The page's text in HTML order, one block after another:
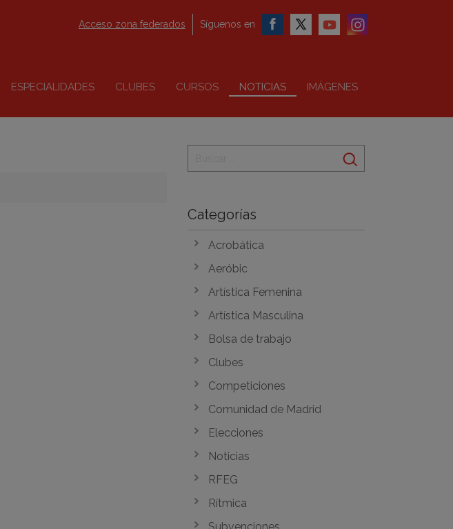
ESPECIALIDADES CLUBES CURSOS NOTICIAS IMÁGENES
Acceso zona federados Síguenos en
Categorías
Acrobática
Aeróbic
Artística Femenina
Artística Masculina
Bolsa de trabajo
Clubes
Competiciones
Comunidad de Madrid
Elecciones
Noticias
RFEG
Rítmica